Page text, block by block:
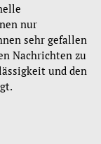
nur
sehr gefallen
Nachrichten zu
und den